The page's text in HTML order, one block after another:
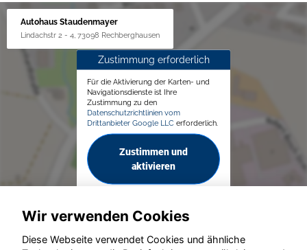
Autohaus Staudenmayer
Lindachstr 2 - 4, 73098 Rechberghausen
Zustimmung erforderlich
Für die Aktivierung der Karten- und
Navigationsdienste ist Ihre
Zustimmung zu den
Datenschutzrichtlinien vom
Drittanbieter Google LLC erforderlich.
Zustimmen und
aktivieren
Wir verwenden Cookies
Diese Webseite verwendet Cookies und ähnliche